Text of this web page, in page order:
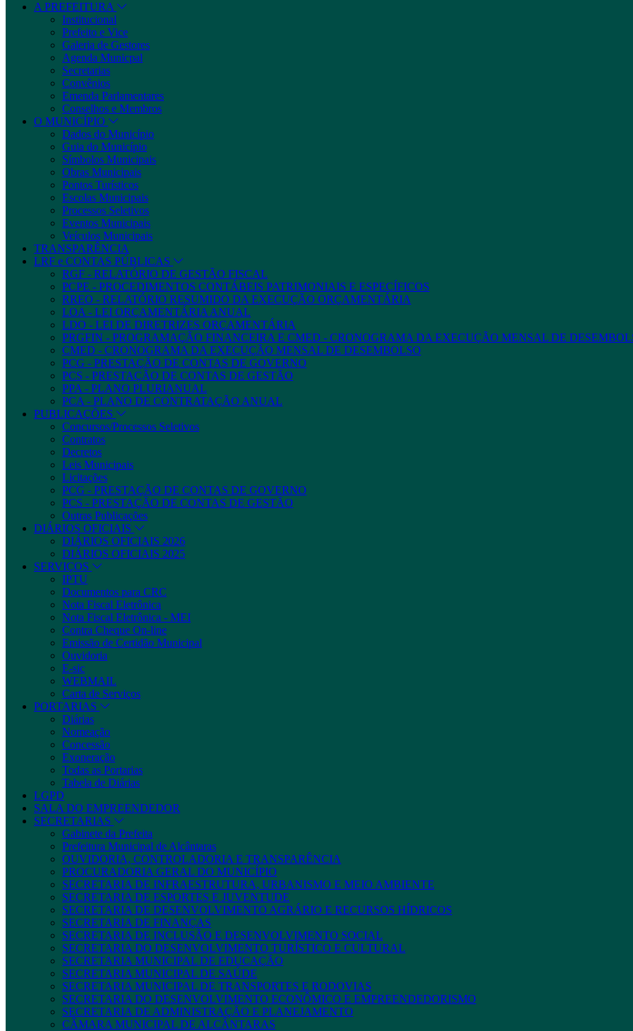
A PREFEITURA
Institucional
Prefeito e Vice
Galeria de Gestores
Agenda Municpal
Secretarias
Convênios
Emenda Parlamentares
Conselhos e Membros
O MUNICÍPIO
Dados do Município
Guia do Município
Símbolos Municipais
Obras Municipais
Pontos Turísticos
Escolas Municipais
Processos Seletivos
Eventos Municipais
Veículos Municipais
TRANSPARÊNCIA
LRF e CONTAS PÚBLICAS
RGF - RELATÓRIO DE GESTÃO FISCAL
PCPE - PROCEDIMENTOS CONTÁBEIS PATRIMONIAIS E ESPECÍFICOS
RREO - RELATÓRIO RESUMIDO DA EXECUÇÃO ORÇAMENTÁRIA
LOA - LEI ORÇAMENTÁRIA ANUAL
LDO - LEI DE DIRETRIZES ORÇAMENTÁRIA
PRGFIN - PROGRAMAÇÃO FINANCEIRA E CMED - CRONOGRAMA DA EXECUÇÃO MENSAL DE
CMED - CRONOGRAMA DA EXECUÇÃO MENSAL DE DESEMBOLSO
PCG - PRESTAÇÃO DE CONTAS DE GOVERNO
PCS - PRESTAÇÃO DE CONTAS DE GESTÃO
PPA - PLANO PLURIANUAL
PCA - PLANO DE CONTRATAÇÃO ANUAL
PUBLICAÇÕES
Concursos/Processos Seletivos
Contratos
Decretos
Leis Municipais
Licitações
PCG - PRESTAÇÃO DE CONTAS DE GOVERNO
PCS - PRESTAÇÃO DE CONTAS DE GESTÃO
Outras Publicações
DIÁRIOS OFICIAIS
DIÁRIOS OFICIAIS 2026
DIÁRIOS OFICIAIS 2025
SERVIÇOS
IPTU
Documentos para CRC
Nota Fiscal Eletrônica
Nota Fiscal Eletrônica - MEI
Contra Cheque On-line
Emissão de Certidão Municipal
Ouvidoria
E-sic
WEBMAIL
Carta de Serviços
PORTARIAS
Diárias
Nomeação
Concessão
Exoneração
Todas as Portarias
Tabela de Diárias
LGPD
SALA DO EMPREENDEDOR
SECRETARIAS
Gabinete da Prefeita
Prefeitura Municipal de Alcântaras
OUVIDORIA, CONTROLADORIA E TRANSPARÊNCIA
PROCURADORIA GERAL DO MUNICÍPIO
SECRETARIA DE INFRAESTRUTURA, URBANISMO E MEIO AMBIENTE
SECRETARIA DE ESPORTES E JUVENTUDE
SECRETARIA DE DESENVOLVIMENTO AGRÁRIO E RECURSOS HÍDRICOS
SECRETARIA DE FINANÇAS
SECRETARIA DE INCLUSÃO E DESENVOLVIMENTO SOCIAL
SECRETARIA DO DESENVOLVIMENTO TURÍSTICO E CULTURAL
SECRETARIA MUNICIPAL DE EDUCAÇÃO
SECRETARIA MUNICIPAL DE SAÚDE
SECRETARIA MUNICIPAL DE TRANSPORTES E RODOVIAS
SECRETARIA DO DESENVOLVIMENTO ECONÔMICO E EMPREENDEDORISMO
SECRETARIA DE ADMINISTRAÇÃO E PLANEJAMENTO
CÂMARA MUNICIPAL DE ALCÂNTARAS